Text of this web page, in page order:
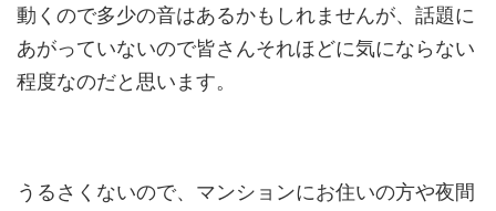
動くので多少の音はあるかもしれませんが、話題に
あがっていないので皆さんそれほどに気にならない
程度なのだと思います。
うるさくないので、マンションにお住いの方や夜間